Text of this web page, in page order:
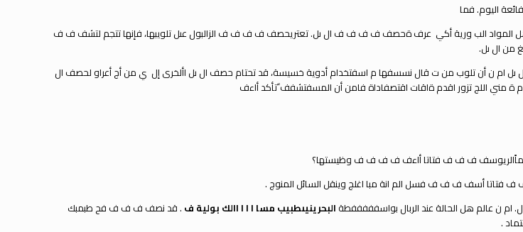
اليوم. فما
الب ورية أكي عرف ةحصف ف ف ف ف ال ىل. تعتريحصف ف ف ف ف الزالبول عىل تلويبها، فإنها تتجم لتشف ف ف
من ال ىل.
ام ن أن تلوب من ت قال نسسفها م اسفتخدام أدوية خسيسة، قد تحتام حصف ال ىل األخرى إل ي من أج أعراو لحصف ال
ة من اللج تزور اقدم ةاقات اقتصفاداة فامن أن المسفتشفف تأكد أاءف
الريوسف ف ف ف فتاتا أاءف ف ف ف ف وظيستها؟
أسف ف ف ف فسل الم انة مبا اغلج وينقل السائل المنوج .
هل الحالة عند الربال بواسفففففطة البحرينيىطبيب مسا ا ا ا االك بولية ف . قد نصف ف ف ف فح طبمبك
.